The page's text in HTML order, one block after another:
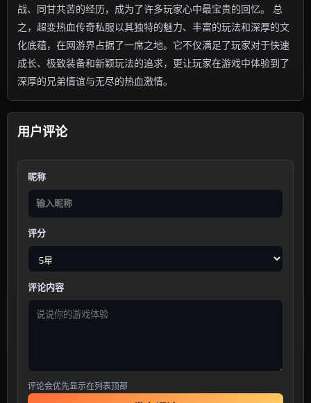
战、同甘共苦的经历，成为了许多玩家心中最宝贵的回忆。 总
之，超变热血传奇私服以其独特的魅力、丰富的玩法和深厚的文
化底蕴，在网游界占据了一席之地。它不仅满足了玩家对于快速
成长、极致装备和新颖玩法的追求，更让玩家在游戏中体验到了
深厚的兄弟情谊与无尽的热血激情。
用户评论
昵称
评分
评论内容
评论会优先显示在列表顶部